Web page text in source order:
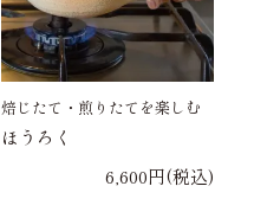
焙じたて・煎りたてを楽しむ
ほうろく
6,600円(税込)